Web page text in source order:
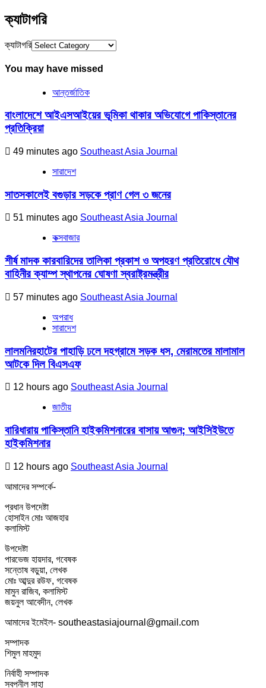
ক্যাটাগরি
ক্যাটাগরি
You may have missed
আন্তর্জাতিক
বাংলাদেশে আইএসআইয়ের ভূমিকা থাকার অভিযোগে পাকিস্তানের
প্রতিক্রিয়া
49 minutes ago Southeast Asia Journal
সারাদেশ
সাতসকালেই বগুড়ার সড়কে প্রাণ গেল ৩ জনের
51 minutes ago Southeast Asia Journal
কক্সবাজার
শীর্ষ মাদক কারবারিদের তালিকা প্রকাশ ও অপহরণ প্রতিরোধে যৌথ
বাহিনীর ক্যাম্প স্থাপনের ঘোষণা স্বরাষ্ট্রমন্ত্রীর
57 minutes ago Southeast Asia Journal
অপরাধ
সারাদেশ
লালমনিরহাটের পাহাড়ি ঢলে দহগ্রামে সড়ক ধস, মেরামতের মালামাল
আটকে দিল বিএসএফ
12 hours ago Southeast Asia Journal
জাতীয়
বারিধারায় পাকিস্তানি হাইকমিশনারের বাসায় আগুন; আইসিইউতে
হাইকমিশনার
12 hours ago Southeast Asia Journal
আমাদের সম্পর্কে-
প্রধান উপদেষ্টা
হোসাইন মোঃ আজহার
কলামিস্ট
উপদেষ্টা
পারভেজ হায়দার, গবেষক
সন্তোষ বড়ুয়া, লেখক
মোঃ আব্দুর রউফ, গবেষক
মামুন রাজিব, কলামিস্ট
জয়নুল আবেদীন, লেখক
আমাদের ইমেইল- southeastasiajournal@gmail.com
সম্পাদক
শিমুল মাহমুদ
নির্বাহী সম্পাদক
স্বপ্নীল সাহা